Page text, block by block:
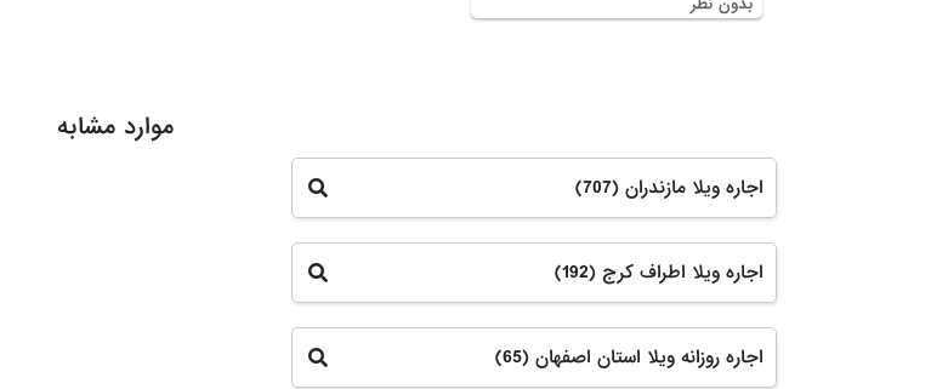
موارد مشابه
اجاره ویلا مازندران (707)
اجاره ویلا اطراف کرج (192)
اجاره روزانه ویلا استان اصفهان (65)